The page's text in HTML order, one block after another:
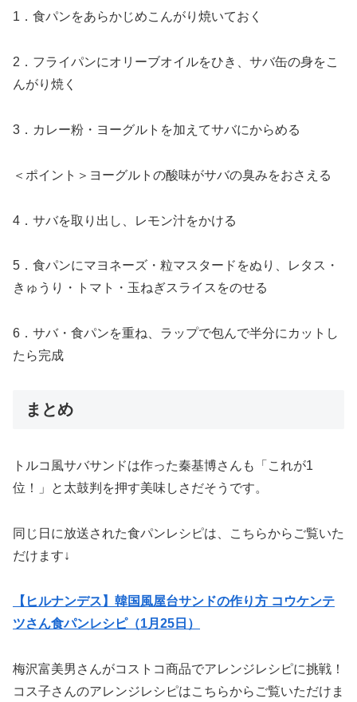
1．食パンをあらかじめこんがり焼いておく
2．フライパンにオリーブオイルをひき、サバ缶の身をこ
んがり焼く
3．カレー粉・ヨーグルトを加えてサバにからめる
＜ポイント＞ヨーグルトの酸味がサバの臭みをおさえる
4．サバを取り出し、レモン汁をかける
5．食パンにマヨネーズ・粒マスタードをぬり、レタス・
きゅうり・トマト・玉ねぎスライスをのせる
6．サバ・食パンを重ね、ラップで包んで半分にカットし
たら完成
まとめ
トルコ風サバサンドは作った秦基博さんも「これが1
位！」と太鼓判を押す美味しさだそうです。
同じ日に放送された食パンレシピは、こちらからご覧いた
だけます↓
【ヒルナンデス】韓国風屋台サンドの作り方 コウケンテ
ツさん食パンレシピ（1月25日）
梅沢富美男さんがコストコ商品でアレンジレシピに挑戦！
コス子さんのアレンジレシピはこちらからご覧いただけま